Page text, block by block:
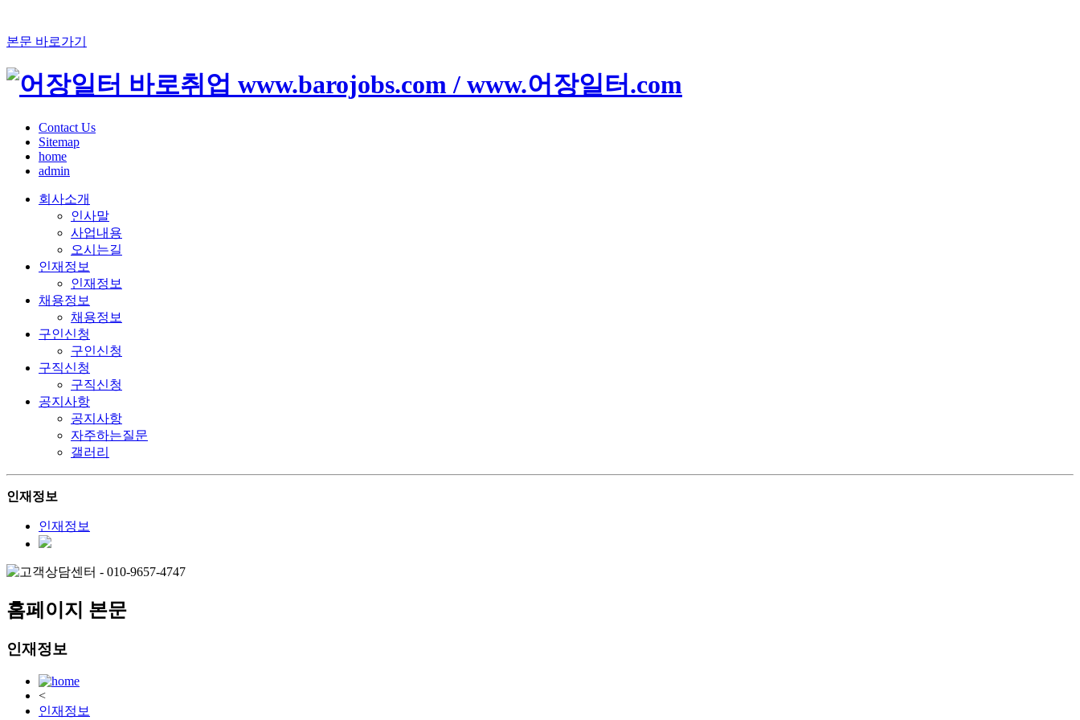
본문 바로가기
Contact Us
Sitemap
home
admin
회사소개
인사말
사업내용
오시는길
인재정보
인재정보
채용정보
채용정보
구인신청
구인신청
구직신청
구직신청
공지사항
공지사항
자주하는질문
갤러리
인재정보
인재정보
홈페이지 본문
인재정보
<
인재정보